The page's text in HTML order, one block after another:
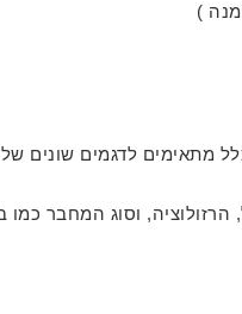
)
מתאימים לדגמים
וסוג המחבר